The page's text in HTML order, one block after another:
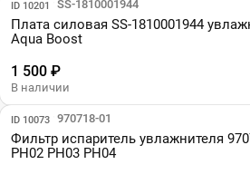
ID 10201
Парт №: SS-1810001944
Плата силовая SS-1810001944
Aqua Boost
1 500 ₽
В наличии
ID 10073
Парт №: 970718-01
Фильтр испаритель увлажнителя
PH02 PH03 PH04